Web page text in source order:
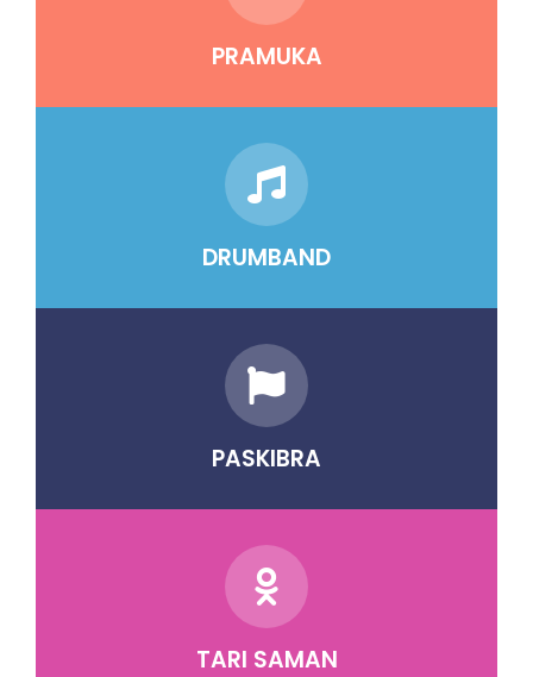
PRAMUKA
DRUMBAND
PASKIBRA
TARI SAMAN